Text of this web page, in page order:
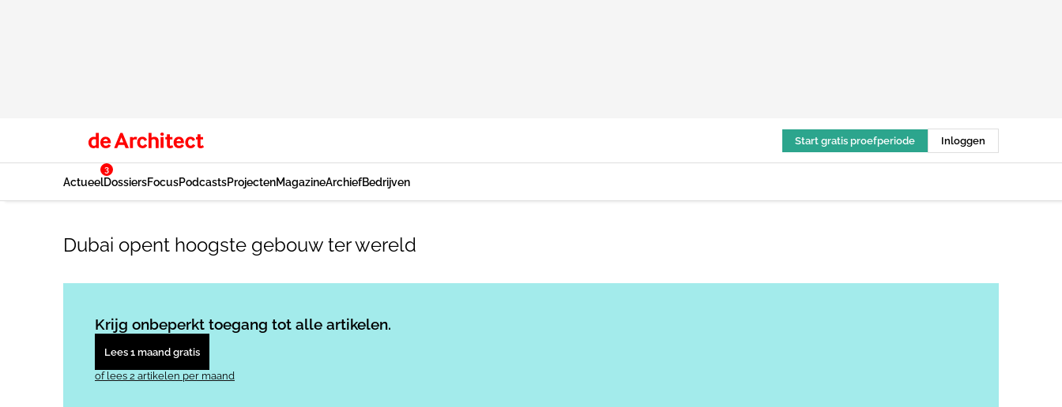
Start gratis proefperiode Inloggen
Actueel
3
DossiersFocusPodcastsProjectenMagazineArchiefBedrijven
Dubai opent hoogste gebouw ter wereld
Krijg onbeperkt toegang tot alle artikelen.
Lees 1 maand gratis
of lees 2 artikelen per maand